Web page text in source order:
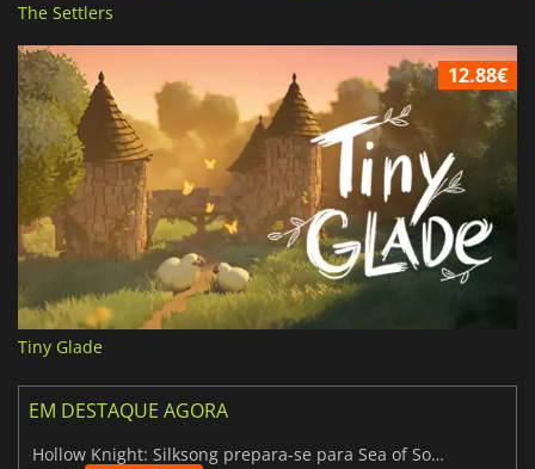
The Settlers
12.88€
Tiny Glade
EM DESTAQUE AGORA
Hollow Knight: Silksong prepara-se para Sea of Sorrow com um patch